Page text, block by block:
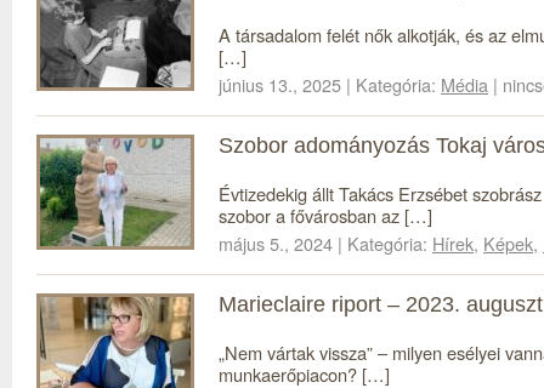
A társadalom felét nők alkotják, és az
[…]
június 13., 2025 | Kategória: Média |
Szobor adományozás Tokaj
Évtizedekig állt Takács Erzsébet
szobor a fővárosban az […]
május 5., 2024 | Kategória: Hírek, Képek,
Marieclaire riport – 2023.
„Nem vártak vissza” – milyen esélyei
munkaerőpiacon? […]